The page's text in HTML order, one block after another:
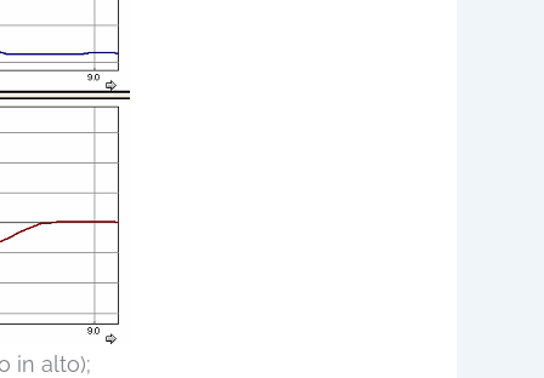
in alto);